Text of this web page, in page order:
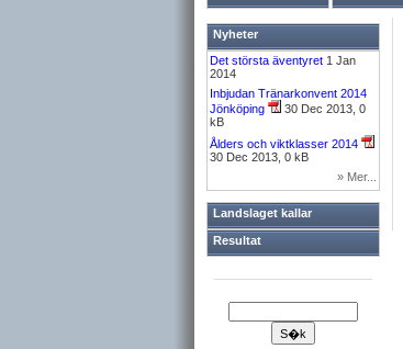
Nyheter
Det största äventyret 1 Jan
2014
Inbjudan Tränarkonvent 2014
Jönköping
30 Dec 2013, 0
kB
Ålders och viktklasser 2014
30 Dec 2013, 0 kB
» Mer...
Landslaget kallar
Resultat